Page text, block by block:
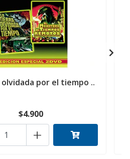
por el tiempo ..
$4.900
+